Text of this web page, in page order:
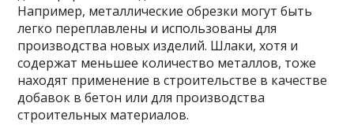
Например, металлические обрезки могут быть
легко переплавлены и использованы для
производства новых изделий. Шлаки, хотя и
содержат меньшее количество металлов, тоже
находят применение в строительстве в качестве
добавок в бетон или для производства
строительных материалов.